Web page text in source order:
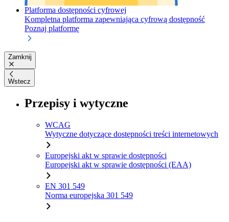
Platforma dostępności cyfrowej
Kompletna platforma zapewniająca cyfrową dostępność
Poznaj platformę
Zamknij
Wstecz
Przepisy i wytyczne
WCAG
Wytyczne dotyczące dostępności treści internetowych
Europejski akt w sprawie dostępności
Europejski akt w sprawie dostępności (EAA)
EN 301 549
Norma europejska 301 549